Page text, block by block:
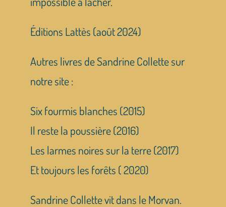
Éditions Lattès (août 2024)
Autres livres de Sandrine Collette sur
notre site :
Six fourmis blanches (2015)
Il reste la poussière (2016)
Les larmes noires sur la terre (2017)
Et toujours les forêts ( 2020)
Sandrine Collette vit dans le Morvan.